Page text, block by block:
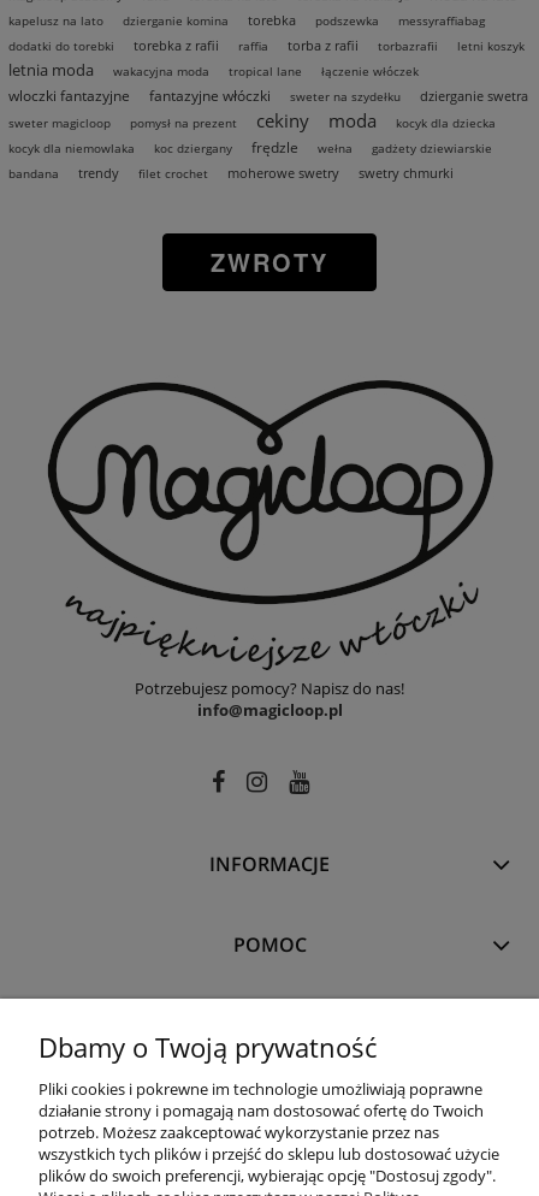
kapelusz na lato dzierganie komina torebka podszewka
messyraffiabag
dodatki do torebki
torebka z rafii raffia torba z rafii torbazrafii letni koszyk
letnia moda wakacyjna moda tropical lane łączenie włóczek
wloczki fantazyjne fantazyjne włóczki sweter na szydełku dzierganie swetra
sweter magicloop pomysł na prezent cekiny moda
kocyk dla dziecka
kocyk dla niemowlaka
koc dziergany frędzle wełna
gadżety dziewiarskie
bandana
trendy filet crochet moherowe swetry swetry chmurki
ZWROTY
Potrzebujesz pomocy? Napisz do nas!
info@magicloop.pl
INFORMACJE
POMOC
PŁATNOŚCI I DOSTAWA
O NAS
Dbamy o Twoją prywatność
Pliki cookies i pokrewne im technologie umożliwiają poprawne
działanie strony i pomagają nam dostosować ofertę do Twoich
potrzeb. Możesz zaakceptować wykorzystanie przez nas
wszystkich tych plików i przejść do sklepu lub dostosować użycie
plików do swoich preferencji, wybierając opcję "Dostosuj zgody".